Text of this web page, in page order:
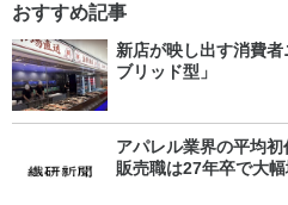
おすすめ記事
新店が映し出す消費
ブリッド型」
アパレル業界の平均
販売職は27年卒で大